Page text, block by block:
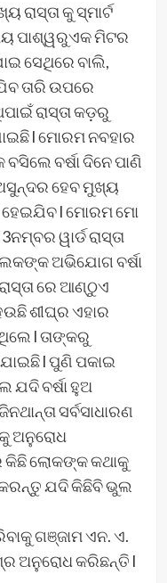
ରାସ୍ତା କୁ ସ୍ମାର୍ଟ
ପାଶ୍ୱରୁଏକ ମିଟର
ସେଥିରେ ବାଲି,
ତାରି ଉପରେ
ରାସ୍ତା କଡ଼ରୁ
l ମୋରମ ନବହାର
ବର୍ଷା ଦିନେ ପାଣି
ଅସୁନ୍ଦର ହେବ ମୁଖ୍ୟ
ହେଇଯିବ l ମୋରମ ମୋ
ୱାର୍ଡ ରାସ୍ତା
ଅଭିଯୋଗ ବର୍ଷା
ରେ ଆଣ୍ଠୁଏ
ଶୀଘ୍ର ଏହାର
l ତାଙ୍କରୁ
l ପୁଣି ପକାଇ
ଯଦି ବର୍ଷା ହୁଅ
ସର୍ବସାଧାରଣ
ଅନୁରୋଧ
କିଛି ଲୋକଙ୍କ କଥାକୁ
ଯଦି କିଛିବି ଭୁଲ
ଗଞ୍ଜାମ ଏନ. ଏ.
ଅନୁରୋଧ କରିଛନ୍ତି l